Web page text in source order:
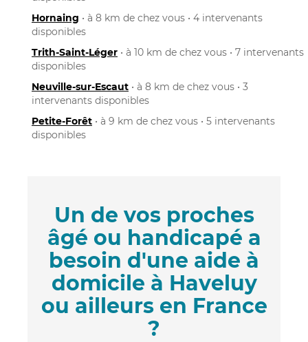
Hornaing • à 8 km de chez vous • 4 intervenants
disponibles
Trith-Saint-Léger • à 10 km de chez vous • 7 intervenants
disponibles
Neuville-sur-Escaut • à 8 km de chez vous • 3
intervenants disponibles
Petite-Forêt • à 9 km de chez vous • 5 intervenants
disponibles
Un de vos proches
âgé ou handicapé a
besoin d'une aide à
domicile à Haveluy
ou ailleurs en France
?